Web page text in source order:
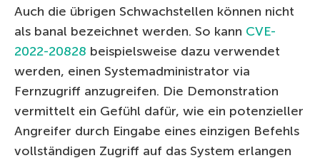
Auch die übrigen Schwachstellen können nicht
als banal bezeichnet werden. So kann CVE-
2022-20828 beispielsweise dazu verwendet
werden, einen Systemadministrator via
Fernzugriff anzugreifen. Die Demonstration
vermittelt ein Gefühl dafür, wie ein potenzieller
Angreifer durch Eingabe eines einzigen Befehls
vollständigen Zugriff auf das System erlangen